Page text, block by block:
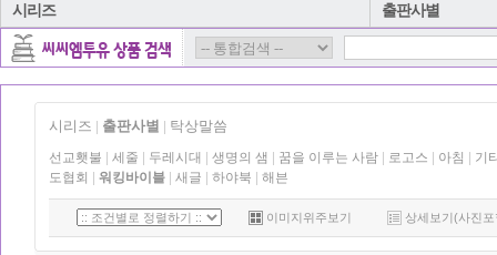
시리즈 출판사별
시리즈 출판사별 탁상말씀
선교횃불 세줄 두레시대 생명의 샘 꿈을 이루는 사람 로고스 아침
기
도협회
워킹바이블 새글 하야북 해븐
이미지위주보기 상세보기(사진